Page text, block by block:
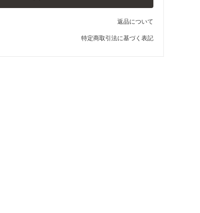
返品について
特定商取引法に基づく表記